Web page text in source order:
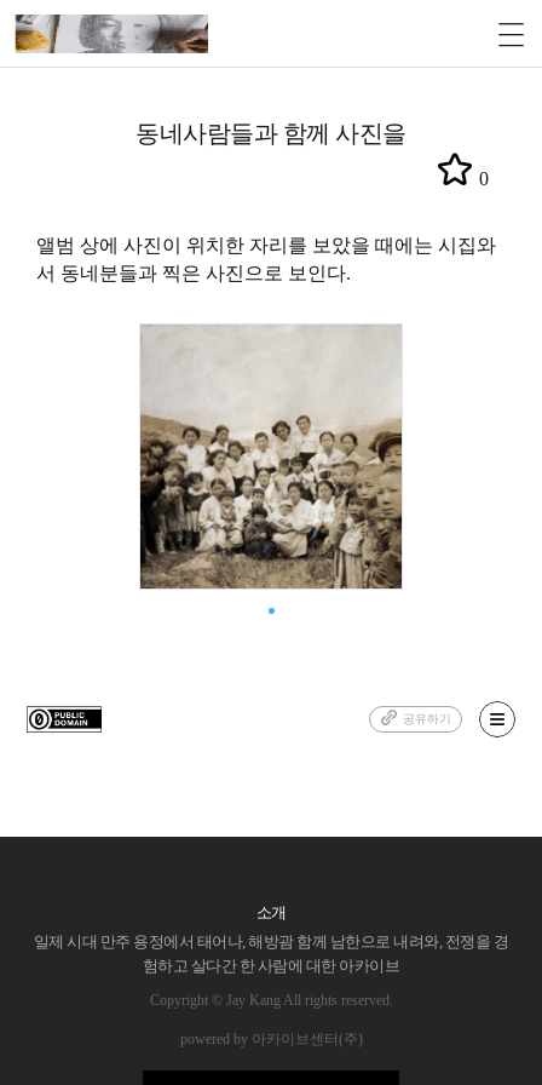
동네사람들과 함께 사진을
0
앨범 상에 사진이 위치한 자리를 보았을 때에는 시집와
서 동네분들과 찍은 사진으로 보인다.
공유하기
소개
일제 시대 만주 용정에서 태어나, 해방괌 함께 남한으로 내려와, 전쟁을 경
험하고 살다간 한 사람에 대한 아카이브
Copyright © Jay Kang All rights reserved.
powered by 아카이브센터(주)